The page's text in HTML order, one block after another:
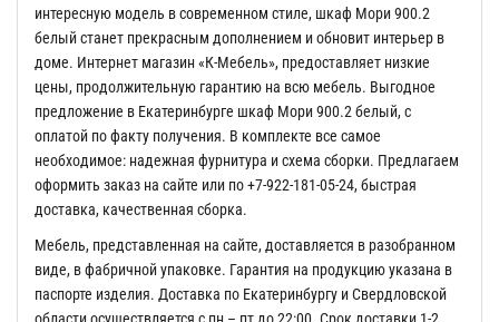
интересную модель в современном стиле, шкаф Мори 900.2
белый станет прекрасным дополнением и обновит интерьер в
доме. Интернет магазин «К-Мебель», предоставляет низкие
цены, продолжительную гарантию на всю мебель. Выгодное
предложение в Екатеринбурге шкаф Мори 900.2 белый, с
оплатой по факту получения. В комплекте все самое
необходимое: надежная фурнитура и схема сборки. Предлагаем
оформить заказ на сайте или по +7-922-181-05-24, быстрая
доставка, качественная сборка.
Мебель, представленная на сайте, доставляется в разобранном
виде, в фабричной упаковке. Гарантия на продукцию указана в
паспорте изделия. Доставка по Екатеринбургу и Свердловской